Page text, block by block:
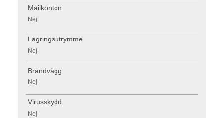
Mailkonton
Nej
Lagringsutrymme
Nej
Brandvägg
Nej
Virusskydd
Nej